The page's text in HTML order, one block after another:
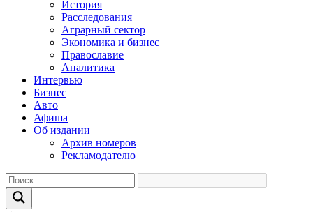
История
Расследования
Аграрный сектор
Экономика и бизнес
Православие
Аналитика
Интервью
Бизнес
Авто
Афиша
Об издании
Архив номеров
Рекламодателю